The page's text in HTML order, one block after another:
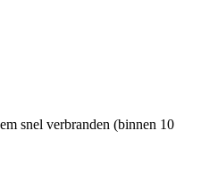
snel verbranden (binnen 10